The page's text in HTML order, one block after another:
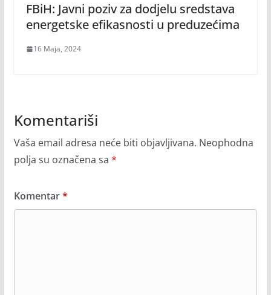
FBiH: Javni poziv za dodjelu sredstava
energetske efikasnosti u preduzećima
16 Maja, 2024
Komentariši
Vaša email adresa neće biti objavljivana. Neophodna
polja su označena sa *
Komentar*